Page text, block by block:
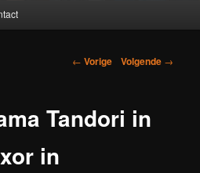
← Vorige Volgende →
Tandori in
in